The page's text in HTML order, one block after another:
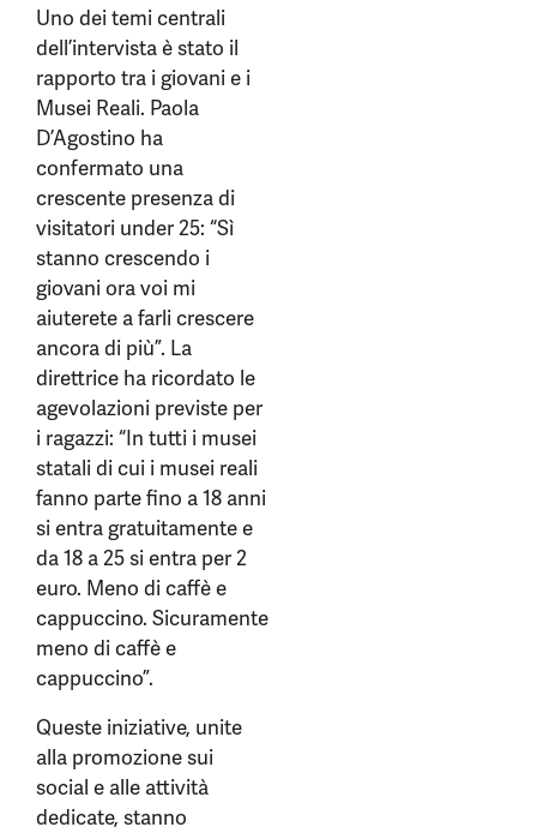
Uno dei temi centrali
dell’intervista è stato il
rapporto tra i giovani e i
Musei Reali. Paola
D’Agostino ha
confermato una
crescente presenza di
visitatori under 25: “Sì
stanno crescendo i
giovani ora voi mi
aiuterete a farli crescere
ancora di più”. La
direttrice ha ricordato le
agevolazioni previste per
i ragazzi: “In tutti i musei
statali di cui i musei reali
fanno parte fino a 18 anni
si entra gratuitamente e
da 18 a 25 si entra per 2
euro. Meno di caffè e
cappuccino. Sicuramente
meno di caffè e
cappuccino”.
Queste iniziative, unite
alla promozione sui
social e alle attività
dedicate, stanno